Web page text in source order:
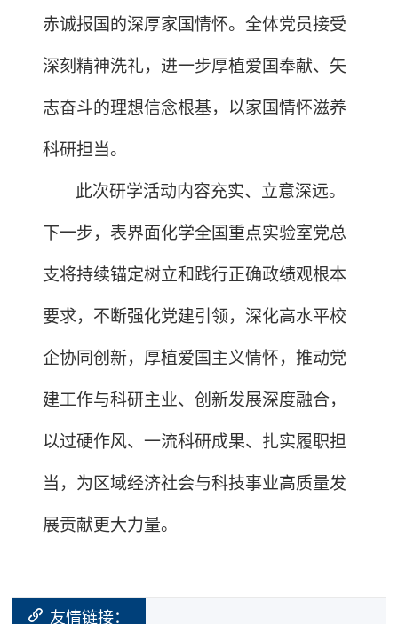
赤诚报国的深厚家国情怀。全体党员接受
深刻精神洗礼，进一步厚植爱国奉献、矢
志奋斗的理想信念根基，以家国情怀滋养
科研担当。
此次研学活动内容充实、立意深远。
下一步，表界面化学全国重点实验室党总
支将持续锚定树立和践行正确政绩观根本
要求，不断强化党建引领，深化高水平校
企协同创新，厚植爱国主义情怀，推动党
建工作与科研主业、创新发展深度融合，
以过硬作风、一流科研成果、扎实履职担
当，为区域经济社会与科技事业高质量发
展贡献更大力量。
友情链接：